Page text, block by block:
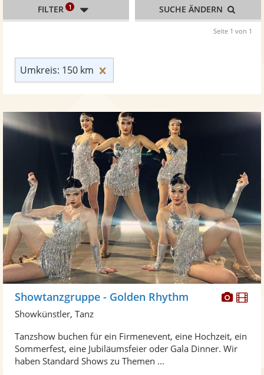
Umkreis: 150 km
FILTER 1 SUCHE ÄNDERN
Seite 1 von 1
Fotos
Showtanzgruppe - Golden Rhythm
Showkünstler, Tanz
Tanzshow buchen für ein Firmenevent, eine Hochzeit, ein
Sommerfest, eine Jubiläumsfeier oder Gala Dinner. Wir
haben Standard Shows zu Themen ...